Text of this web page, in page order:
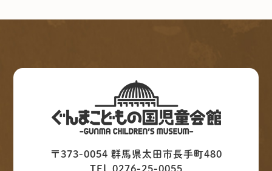
〒373-0054 群馬県太田市長手町480
TEL 0276-25-0055